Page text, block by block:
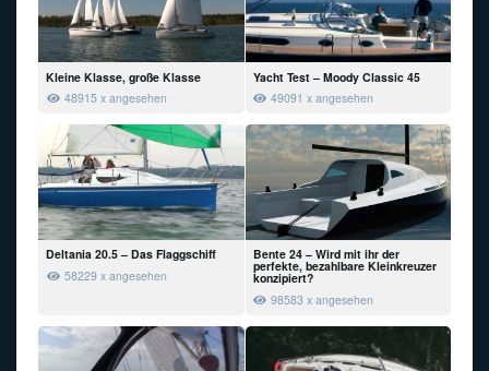
Kleine Klasse, große Klasse
48915 x angesehen
Yacht Test – Moody Classic 45
49091 x angesehen
Deltania 20.5 – Das Flaggschiff
58229 x angesehen
Bente 24 – Wird mit ihr der
perfekte, bezahlbare Kleinkreuzer
konzipiert?
98583 x angesehen